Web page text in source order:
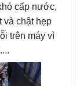
cấp nước,
và chật hẹp
trên máy vì